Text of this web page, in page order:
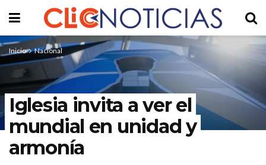
Inicio Nacional
Iglesia invita a ver el
mundial en unidad y
armonía